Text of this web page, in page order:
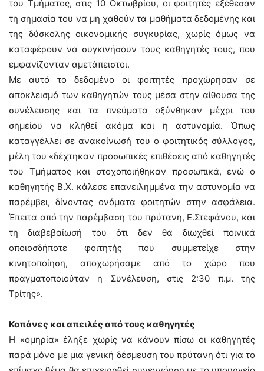
του Τμήματος, στις 10 Οκτωβρίου, οι φοιτητές εξέθεσαν
τη σημασία του να μη χαθούν τα μαθήματα δεδομένης και
της δύσκολης οικονομικής συγκυρίας, χωρίς όμως να
καταφέρουν να συγκινήσουν τους καθηγητές τους, που
εμφανίζονταν αμετάπειστοι.
Με αυτό το δεδομένο οι φοιτητές προχώρησαν σε
αποκλεισμό των καθηγητών τους μέσα στην αίθουσα της
συνέλευσης και τα πνεύματα οξύνθηκαν μέχρι του
σημείου να κληθεί ακόμα και η αστυνομία. Όπως
καταγγέλλει σε ανακοίνωσή του ο φοιτητικός σύλλογος,
μέλη του «δέχτηκαν προσωπικές επιθέσεις από καθηγητές
του Τμήματος και στοχοποιήθηκαν προσωπικά, ενώ ο
καθηγητής Β.Χ. κάλεσε επανειλημμένα την αστυνομία να
παρέμβει, δίνοντας ονόματα φοιτητών στην ασφάλεια.
Έπειτα από την παρέμβαση του πρύτανη, Ε.Στεφάνου, και
τη διαβεβαίωσή του ότι δεν θα διωχθεί ποινικά
οποιοσδήποτε φοιτητής που συμμετείχε στην
κινητοποίηση, αποχωρήσαμε από το χώρο που
πραγματοποιούταν η Συνέλευση, στις 2:30 π.μ. της
Τρίτης».
Κοπάνες και απειλές από τους καθηγητές
Η «ομηρία» έληξε χωρίς να κάνουν πίσω οι καθηγητές
παρά μόνο με μια γενική δέσμευση του πρύτανη ότι για το